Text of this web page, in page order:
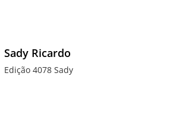
Sady Ricardo
Edição 4078 Sady